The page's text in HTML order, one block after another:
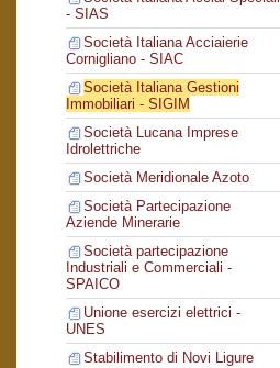
- SIAS
Società Italiana Acciaierie
Cornigliano - SIAC
Società Italiana Gestioni
Immobiliari - SIGIM
Società Lucana Imprese
Idrolettriche
Società Meridionale Azoto
Società Partecipazione
Aziende Minerarie
Società partecipazione
Industriali e Commerciali -
SPAICO
Unione esercizi elettrici -
UNES
Stabilimento di Novi Ligure